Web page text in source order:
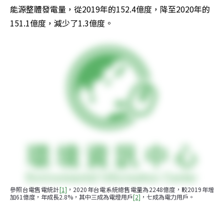
能源整體發電量，從2019年的152.4億度，降至2020年的
151.1億度，減少了1.3億度。
參照台電售電統計[1] ，2020年台電系統總售電量為2248億度，較2019年增
加61億度，年成長2.8%，其中三成為電燈用戶[2] ，七成為電力用戶。